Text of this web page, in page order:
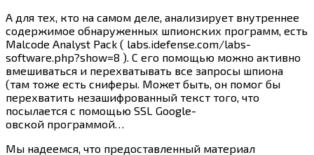
А для тех, кто на самом деле, анализирует внутреннее
содержимое обнаруженных шпионских программ, есть
Malcode Analyst Pack ( labs.idefense.com/labs-
software.php?show=8 ). С его помощью можно активно
вмешиваться и перехватывать все запросы шпиона
(там тоже есть сниферы. Может быть, он помог бы
перехватить незашифрованный текст того, что
посылается с помощью SSL Google-
овской программой…
Мы надеемся, что предоставленный материал